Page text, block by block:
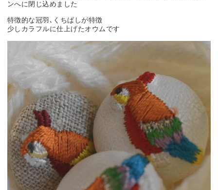
ンへに閉じ込めました
特徴的な冠羽､くちばしが特徴
少しカラフルに仕上げたオウムです